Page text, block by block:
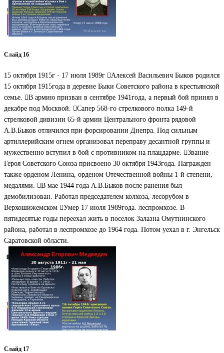
Слайд 16
15 октября 1915г - 17 июля 1989г Алексей Васильевич Быков родился
15 октября 1915года в деревне Быки Советского района в крестьянской
семье. В армию призван в сентябре 1941года, а первый бой принял в
декабре под Москвой. Сапер 568-го стрелкового полка 149-й
стрелковой дивизии 65-й армии Центрального фронта рядовой
А.В.Быков отличился при форсировании Днепра. Под сильным
артиллерийским огнем организовал переправу десантной группы и
мужественно вступил в бой с противником на плацдарме. Звание
Героя Советского Союза присвоено 30 октября 1943года. Награжден
также орденом Ленина, орденом Отечественной войны 1-й степени,
медалями. В мае 1944 года А.В.Быков после ранения был
демобилизован. Работал председателем колхоза, лесорубом в
Верхошижемском Умер 17 июля 1989года. леспромхозе. В
пятидесятые годы переехал жить в поселок Залазна Омутнинского
района, работал в леспромхозе до 1964 года. Потом уехал в г. Энгельск
Саратовской области.
Слайд 17